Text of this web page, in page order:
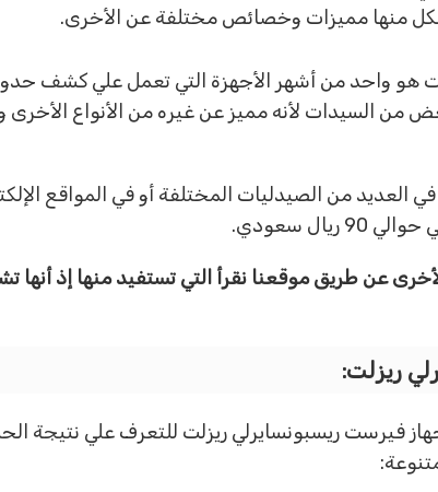
لكل منها مميزات وخصائص مختلفة عن الأخرى.
هو واحد من أشهر الأجهزة التي تعمل علي كشف
من السيدات لأنه مميز عن غيره من الأنواع
العديد من الصيدليات المختلفة أو في المواقع
سعودي.
عن طريق موقعنا نقرأ التي تستفيد منها إذ
ريزلت:
فيرست ريسبونسايرلي ريزلت للتعرف علي نتيجة